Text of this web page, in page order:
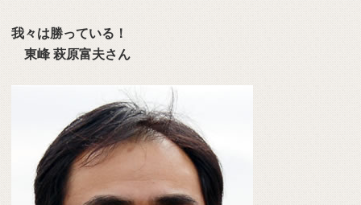
我々は勝っている！
東峰 萩原富夫さん